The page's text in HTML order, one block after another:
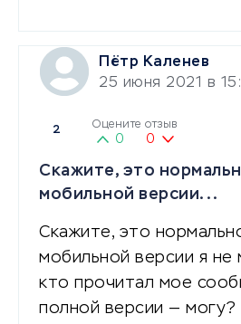
Пётр Каленев
25 июня 2021 в
2 Оцените отзыв
0 0
Скажите, это
мобильной версии...
Скажите, это
мобильной версии я не
кто прочитал мое
полной версии — могу?